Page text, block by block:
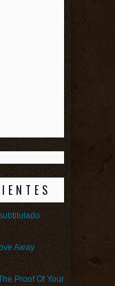
Away
Proof Of Your